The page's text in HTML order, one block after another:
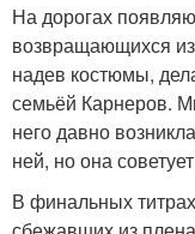
На дорогах
возвращающихся
надев костюмы,
семьёй Карнеров.
него давно
ней, но она
В финальных